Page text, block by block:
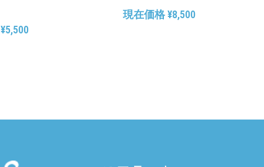
¥5,500
現在価格¥8,500